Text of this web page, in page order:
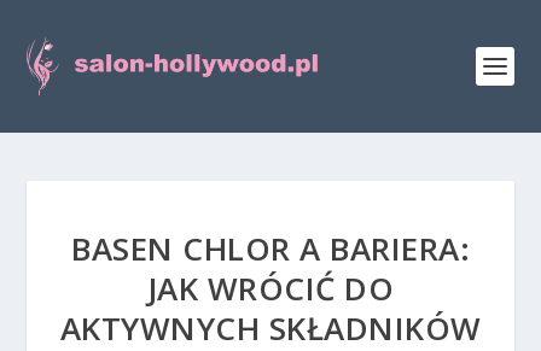
BASEN CHLOR A BARIERA:
JAK WRÓCIĆ DO
AKTYWNYCH SKŁADNIKÓW